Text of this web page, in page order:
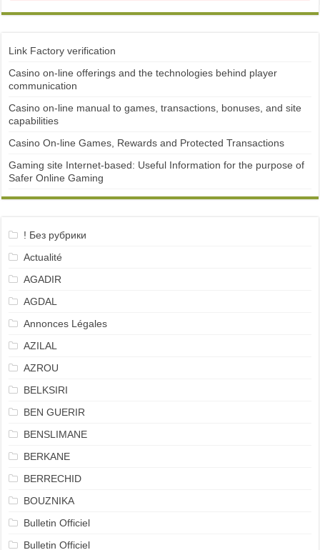
Link Factory verification
Casino on-line offerings and the technologies behind player
communication
Casino on-line manual to games, transactions, bonuses, and site
capabilities
Casino On-line Games, Rewards and Protected Transactions
Gaming site Internet-based: Useful Information for the purpose of
Safer Online Gaming
! Без рубрики
Actualité
AGADIR
AGDAL
Annonces Légales
AZILAL
AZROU
BELKSIRI
BEN GUERIR
BENSLIMANE
BERKANE
BERRECHID
BOUZNIKA
Bulletin Officiel
Bulletin Officiel